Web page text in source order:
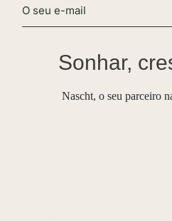
Sonhar,
Nascht, o seu parceiro